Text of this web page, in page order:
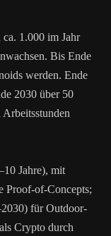
1.000 im Jahr
Bis Ende
werden. Ende
2030 über 50
Jahre), mit
Proof-of-Concepts;
für Outdoor-
Crypto durch